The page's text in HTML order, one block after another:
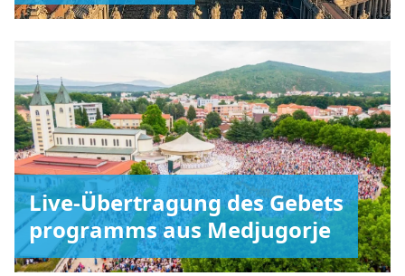
Live-Übertragung des Gebets
programms aus Medjugorje